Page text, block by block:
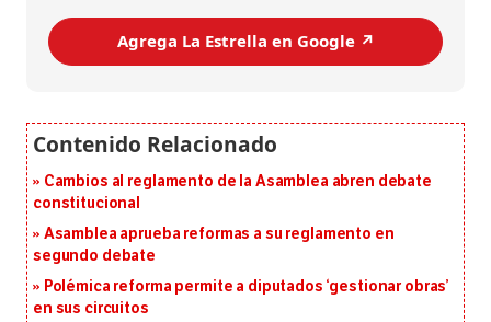
Agrega La Estrella en Google ↗️
Cambios al reglamento de la Asamblea abren debate
constitucional
Asamblea aprueba reformas a su reglamento en
segundo debate
Polémica reforma permite a diputados ‘gestionar obras’
en sus circuitos